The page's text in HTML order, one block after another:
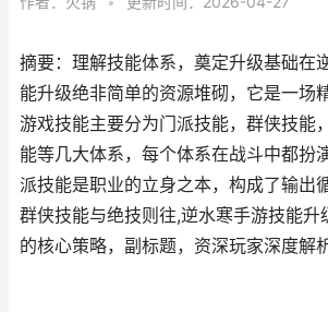
摘要：理解技能体系，奠定升级基础在
能升级绝非简单的资源堆砌，它是一场
游戏技能主要分为门派技能，群侠技能
能等几大体系，每个体系在战斗中都扮
派技能是职业的立身之本，构成了输出
群侠技能与绝技则往,逆水寒手游技能升
的核心策略，副标题，资深玩家深度解